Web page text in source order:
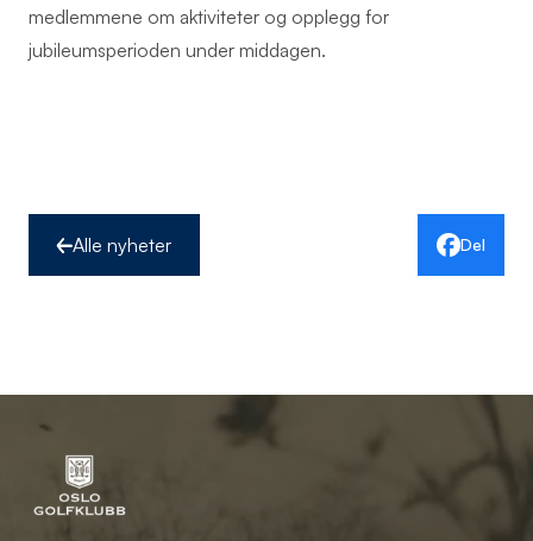
medlemmene om aktiviteter og opplegg for
jubileumsperioden under middagen.
Alle nyheter Del